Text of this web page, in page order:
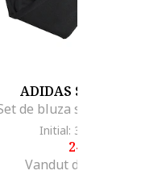
ADIDAS SPORTSWEAR
Initial: 301
249
Vandut de MODIVO SA